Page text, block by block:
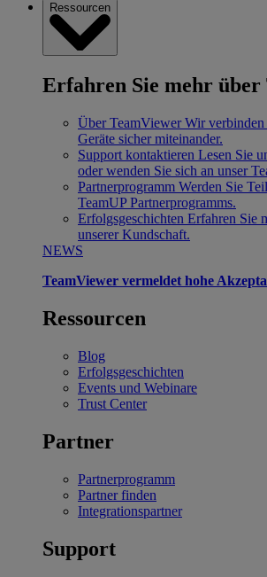
Ressourcen
Erfahren Sie mehr über
Über TeamViewer Wir verbinden
Geräte sicher miteinander.
Support kontaktieren Lesen Sie
oder wenden Sie sich an unser
Partnerprogramm Werden Sie
TeamUP Partnerprogramms.
Erfolgsgeschichten Erfahren Sie
unserer Kundschaft.
NEWS
TeamViewer vermeldet hohe
Ressourcen
Blog
Erfolgsgeschichten
Events und Webinare
Trust Center
Partner
Partnerprogramm
Partner finden
Integrationspartner
Support